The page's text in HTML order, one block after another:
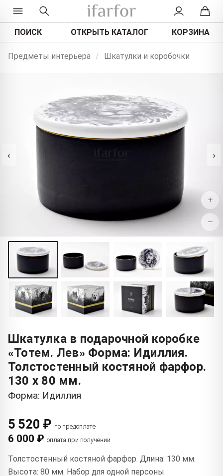
ПОИСК ОТКРЫТЬ КАТАЛОГ КОРЗИНА
Предметы интерьера / Шкатулки и коробочки
‹ ›
+
−
Шкатулка в подарочной коробке
«Тотем. Лев» Форма: Идиллия.
Толстостенный костяной фарфор.
130 x 80 мм.
Форма: Идиллия
5 520 ₽ по предоплате
6 000 ₽ оплата при получении
Толстостенный костяной фарфор. Длина: 130 мм.
Высота: 80 мм. Набор для одной персоны.